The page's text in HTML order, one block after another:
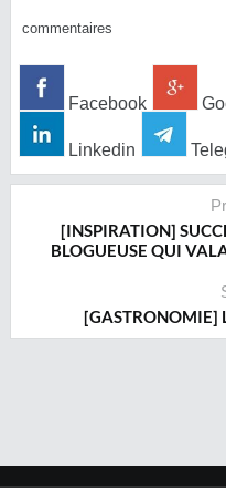
commentaires
Facebook
Linkedin
[INSPIRATION]
BLOGUEUSE QUI
[GASTRONOMIE]